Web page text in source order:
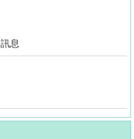
訊息